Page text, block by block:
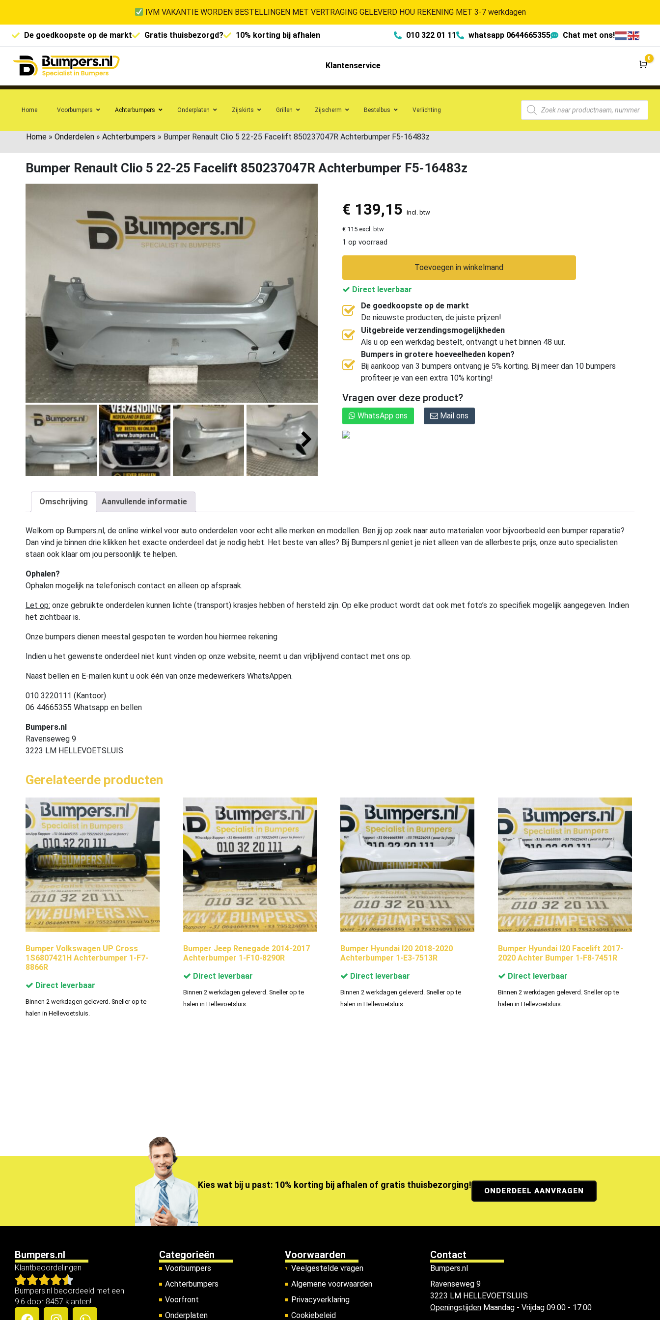
IVM VAKANTIE WORDEN BESTELLINGEN MET VERTRAGING GELEVERD HOU REKENING MET 3-7 werkdagen
De goedkoopste op de markt Gratis thuisbezorgd? 10% korting bij afhalen 010 322 01 11 whatsapp 0644665355 Chat met ons!
Klantenservice
0
Home Voorbumpers Achterbumpers Onderplaten Zijskirts Grillen Zijscherm Bestelbus Verlichting
Home » Onderdelen » Achterbumpers » Bumper Renault Clio 5 22-25 Facelift 850237047R Achterbumper F5-16483z
Bumper Renault Clio 5 22-25 Facelift 850237047R Achterbumper F5-16483z
€ 139,15 incl. btw
€ 115 excl. btw
1 op voorraad
Toevoegen in winkelmand
Direct leverbaar
De goedkoopste op de markt
De nieuwste producten, de juiste prijzen!
Uitgebreide verzendingsmogelijkheden
Als u op een werkdag bestelt, ontvangt u het binnen 48 uur.
Bumpers in grotere hoeveelheden kopen?
Bij aankoop van 3 bumpers ontvang je 5% korting. Bij meer dan 10 bumpers
profiteer je van een extra 10% korting!
Vragen over deze product?
WhatsApp ons Mail ons
Omschrijving Aanvullende informatie
Welkom op Bumpers.nl, de online winkel voor auto onderdelen voor echt alle merken en modellen. Ben jij op zoek naar auto materialen voor bijvoorbeeld een bumper reparatie?
Dan vind je binnen drie klikken het exacte onderdeel dat je nodig hebt. Het beste van alles? Bij Bumpers.nl geniet je niet alleen van de allerbeste prijs, onze auto specialisten
staan ook klaar om jou persoonlijk te helpen.
Ophalen?
Ophalen mogelijk na telefonisch contact en alleen op afspraak.
Let op: onze gebruikte onderdelen kunnen lichte (transport) krasjes hebben of hersteld zijn. Op elke product wordt dat ook met foto’s zo specifiek mogelijk aangegeven. Indien
het zichtbaar is.
Onze bumpers dienen meestal gespoten te worden hou hiermee rekening
Indien u het gewenste onderdeel niet kunt vinden op onze website, neemt u dan vrijblijvend contact met ons op.
Naast bellen en E-mailen kunt u ook één van onze medewerkers WhatsAppen.
010 3220111 (Kantoor)
06 44665355 Whatsapp en bellen
Bumpers.nl
Ravenseweg 9
3223 LM HELLEVOETSLUIS
Gerelateerde producten
Bumper Volkswagen UP Cross
1S6807421H Achterbumper 1-F7-
8866R
Direct leverbaar
Binnen 2 werkdagen geleverd. Sneller op te
halen in Hellevoetsluis.
Bumper Jeep Renegade 2014-2017
Achterbumper 1-F10-8290R
Direct leverbaar
Binnen 2 werkdagen geleverd. Sneller op te
halen in Hellevoetsluis.
Bumper Hyundai I20 2018-2020
Achterbumper 1-E3-7513R
Direct leverbaar
Binnen 2 werkdagen geleverd. Sneller op te
halen in Hellevoetsluis.
Bumper Hyundai I20 Facelift 2017-
2020 Achter Bumper 1-F8-7451R
Direct leverbaar
Binnen 2 werkdagen geleverd. Sneller op te
halen in Hellevoetsluis.
Kies wat bij u past: 10% korting bij afhalen of gratis thuisbezorging!
ONDERDEEL AANVRAGEN
Bumpers.nl
Klantbeoordelingen
Bumpers.nl beoordeeld met een
9.6 door 8457 klanten!
Categorieën
Voorbumpers
Achterbumpers
Voorfront
Onderplaten
Voorwaarden
Veelgestelde vragen
Algemene voorwaarden
Privacyverklaring
Cookiebeleid
Contact
Bumpers.nl
Ravenseweg 9
3223 LM HELLEVOETSLUIS
OpeningstijdenMaandag - Vrijdag 09:00 - 17:00